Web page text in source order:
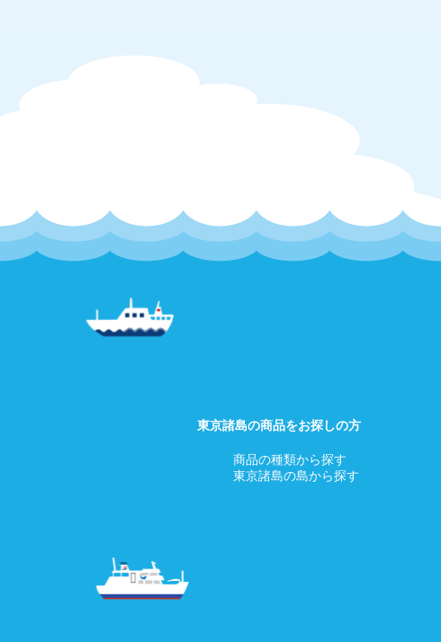
東京諸島の商品をお探しの方
商品の種類から探す
東京諸島の島から探す